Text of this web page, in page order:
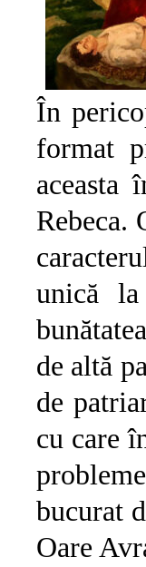
În
format
aceasta
Rebeca.
unică
de altă
de
cu care
bucurat
Oare